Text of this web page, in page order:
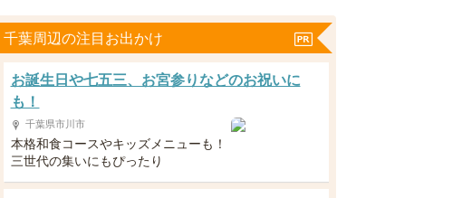
千葉周辺の注目お出かけ
お誕生日や七五三、お宮参りなどのお祝いに
も！
千葉県市川市
本格和食コースやキッズメニューも！
三世代の集いにもぴったり